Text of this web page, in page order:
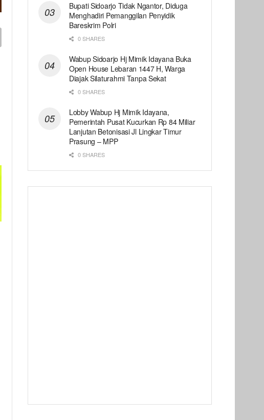
Bupati Sidoarjo Tidak Ngantor, Diduga
Menghadiri Pemanggilan Penyidik
Bareskrim Polri
0 SHARES
Wabup Sidoarjo Hj Mimik Idayana Buka
Open House Lebaran 1447 H, Warga
Diajak Silaturahmi Tanpa Sekat
0 SHARES
Lobby Wabup Hj Mimik Idayana,
Pemerintah Pusat Kucurkan Rp 84 Miliar
Lanjutan Betonisasi Jl Lingkar Timur
Prasung – MPP
0 SHARES